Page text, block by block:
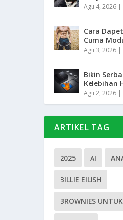
Agu 4, 2026 |
Cara
Cuma
Agu 3, 2026 |
Bikin
Kelebihan
Agu 2, 2026 |
ARTIKEL TAG
2025 AI
BILLIE EILISH
BROWNIES